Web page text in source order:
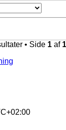
• Side 1 af 1